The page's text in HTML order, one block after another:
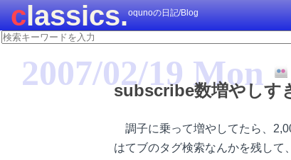
classics.oqunoの日記/Blog
2007/02/19 Mon
subscribe数増やしす
調子に乗って増やしてたら、
はてブのタグ検索なんかを残し